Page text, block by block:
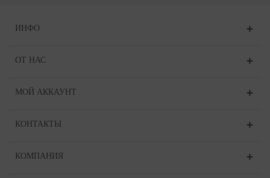
ИНФО
ОТ НАС
МОЙ АККАУНТ
КОНТАКТЫ
КОМПАНИЯ